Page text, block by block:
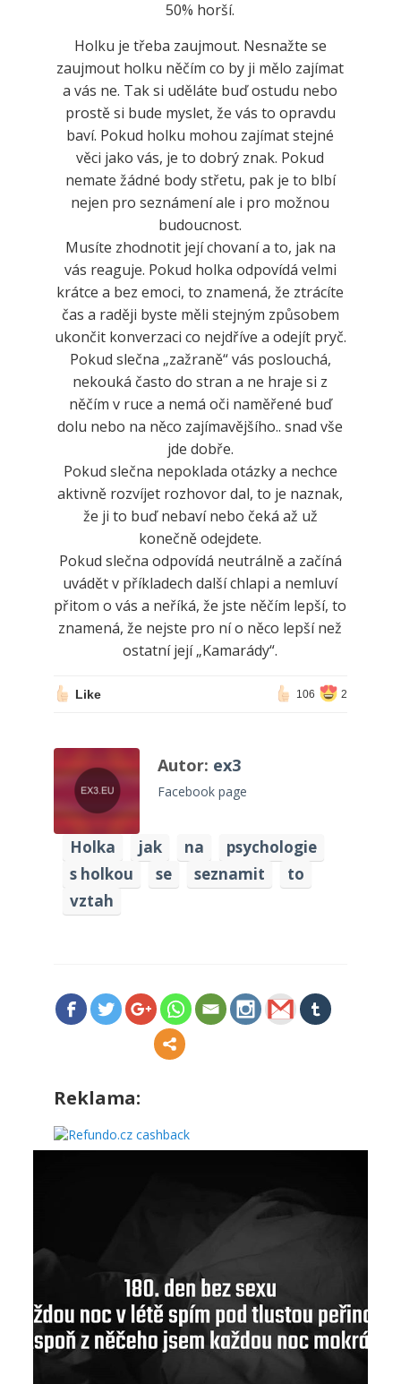
50% horší.
Holku je třeba zaujmout. Nesnažte se
zaujmout holku něčím co by ji mělo zajímat
a vás ne. Tak si uděláte buď ostudu nebo
prostě si bude myslet, že vás to opravdu
baví. Pokud holku mohou zajímat stejné
věci jako vás, je to dobrý znak. Pokud
nemate žádné body střetu, pak je to blbí
nejen pro seznámení ale i pro možnou
budoucnost.
Musíte zhodnotit její chovaní a to, jak na
vás reaguje. Pokud holka odpovídá velmi
krátce a bez emoci, to znamená, že ztrácíte
čas a raději byste měli stejným způsobem
ukončit konverzaci co nejdříve a odejít pryč.
Pokud slečna „zažraně“ vás poslouchá,
nekouká často do stran a ne hraje si z
něčím v ruce a nemá oči naměřené buď
dolu nebo na něco zajímavějšího.. snad vše
jde dobře.
Pokud slečna nepoklada otázky a nechce
aktivně rozvíjet rozhovor dal, to je naznak,
že ji to buď nebaví nebo čeká až už
konečně odejdete.
Pokud slečna odpovídá neutrálně a začíná
uvádět v příkladech další chlapi a nemluví
přitom o vás a neříká, že jste něčím lepší, to
znamená, že nejste pro ní o něco lepší než
ostatní její „Kamarády“.
Like 106 2
Autor: ex3
Facebook page
Holka jak na
psychologie
s holkou
se seznamit
to
vztah
Reklama: